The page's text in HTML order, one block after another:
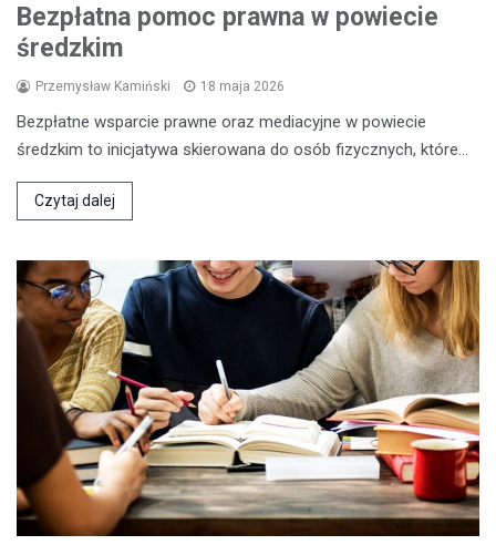
Bezpłatna pomoc prawna w powiecie
średzkim
Przemysław Kamiński 18 maja 2026
Bezpłatne wsparcie prawne oraz mediacyjne w powiecie
średzkim to inicjatywa skierowana do osób fizycznych, które…
Czytaj dalej